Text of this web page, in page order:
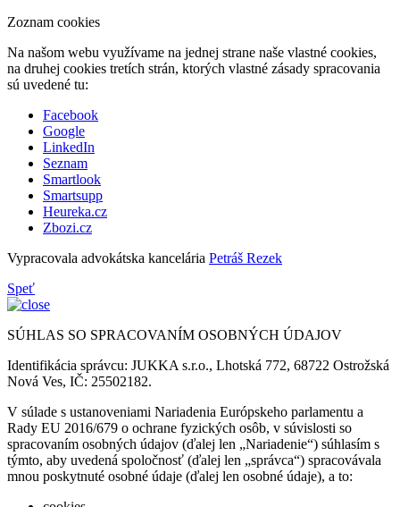
Zoznam cookies
Na našom webu využívame na jednej strane naše vlastné cookies,
na druhej cookies tretích strán, ktorých vlastné zásady spracovania
sú uvedené tu:
Facebook
Google
LinkedIn
Seznam
Smartlook
Smartsupp
Heureka.cz
Zbozi.cz
Vypracovala advokátska kancelária Petráš Rezek
Speť
SÚHLAS SO SPRACOVANÍM OSOBNÝCH ÚDAJOV
Identifikácia správcu: JUKKA s.r.o., Lhotská 772, 68722 Ostrožská
Nová Ves, IČ: 25502182.
V súlade s ustanoveniami Nariadenia Európskeho parlamentu a
Rady EU 2016/679 o ochrane fyzických osôb, v súvislosti so
spracovaním osobných údajov (ďalej len „Nariadenie“) súhlasím s
týmto, aby uvedená spoločnosť (ďalej len „správca“) spracovávala
mnou poskytnuté osobné údaje (ďalej len osobné údaje), a to: